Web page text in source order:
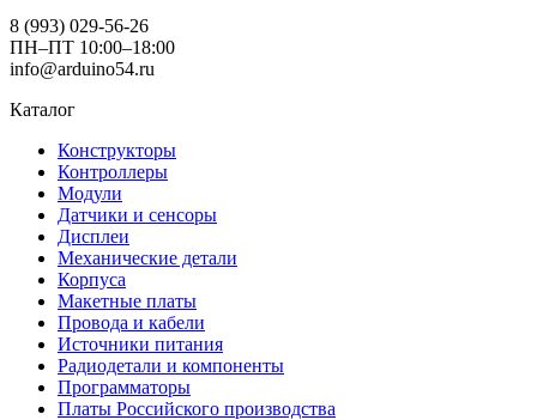
8 (993) 029-56-26
ПН–ПТ 10:00–18:00
info@arduino54.ru
Каталог
Конструкторы
Контроллеры
Модули
Датчики и сенсоры
Дисплеи
Механические детали
Корпуса
Макетные платы
Провода и кабели
Источники питания
Радиодетали и компоненты
Программаторы
Платы Российского производства